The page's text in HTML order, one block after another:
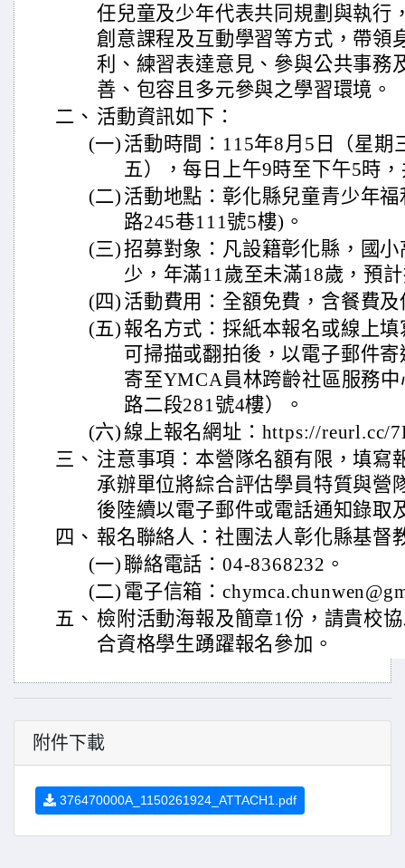
任兒童及少年代表共同規劃與執行
創意課程及互動學習等方式，帶領
利、練習表達意見、參與公共事務
善、包容且多元參與之學習環境。
二、 活動資訊如下：
(一) 活動時間：115年8月5日（星期
五），每日上午9時至下午5時
(二) 活動地點：彰化縣兒童青少年
路245巷111號5樓)。
(三)招募對象：凡設籍彰化縣，國
少，年滿11歲至未滿18歲，預
(四) 活動費用：全額免費，含餐費及
(五) 報名方式：採紙本報名或線上
可掃描或翻拍後，以電子郵件
寄至YMCA員林跨齡社區服務
路二段281號4樓）。
(六)線上報名網址：https://reurl.cc/
三、 注意事項：本營隊名額有限，填寫
承辦單位將綜合評估學員特質與營
後陸續以電子郵件或電話通知錄取
四、 報名聯絡人：社團法人彰化縣基督
(一) 聯絡電話：04-8368232。
(二) 電子信箱：
五、 檢附活動海報及簡章1份，請貴校
合資格學生踴躍報名參加。
附件下載
376470000A_1150261924_ATTACH1.pdf